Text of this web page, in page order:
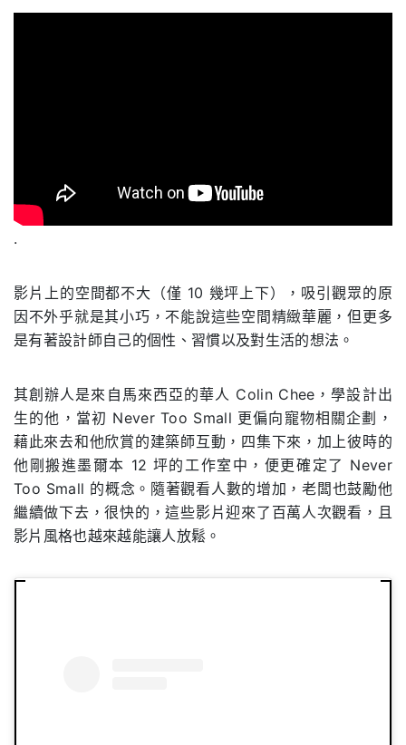
.
影片上的空間都不大（僅 10 幾坪上下），吸引觀眾的原
因不外乎就是其小巧，不能說這些空間精緻華麗，但更多
是有著設計師自己的個性、習慣以及對生活的想法。
其創辦人是來自馬來西亞的華人 Colin Chee，學設計出
生的他，當初 Never Too Small 更偏向寵物相關企劃，
藉此來去和他欣賞的建築師互動，四集下來，加上彼時的
他剛搬進墨爾本 12 坪的工作室中，便更確定了 Never
Too Small 的概念。隨著觀看人數的增加，老闆也鼓勵他
繼續做下去，很快的，這些影片迎來了百萬人次觀看，且
影片風格也越來越能讓人放鬆。